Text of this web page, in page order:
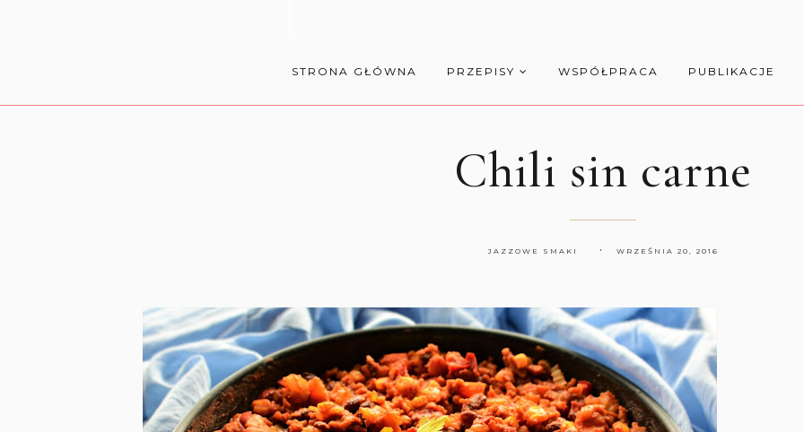
STRONA GŁÓWNA PRZEPISY WSPÓŁPRACA PUBLIKACJE
Chili sin carne
JAZZOWE SMAKI WRZEŚNIA 20, 2016